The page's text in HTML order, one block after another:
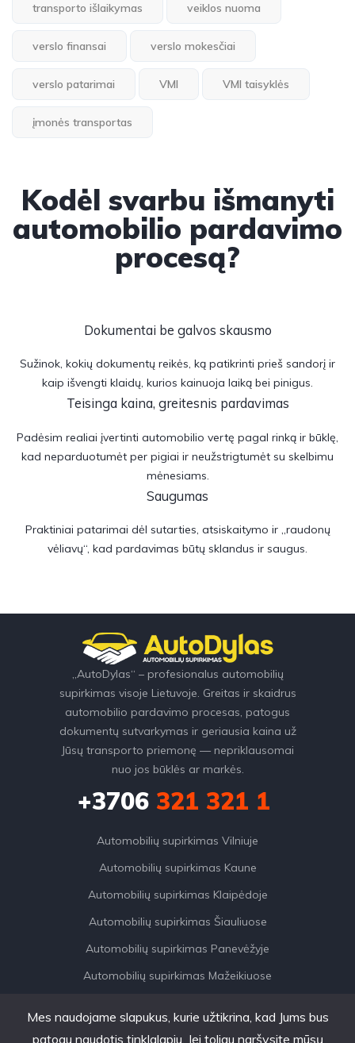
transporto išlaikymas veiklos nuoma
verslo finansai verslo mokesčiai
verslo patarimai VMI VMI taisyklės
įmonės transportas
Kodėl svarbu išmanyti
automobilio pardavimo
procesą?
Dokumentai be galvos skausmo
Sužinok, kokių dokumentų reikės, ką patikrinti prieš sandorį ir
kaip išvengti klaidų, kurios kainuoja laiką bei pinigus.
Teisinga kaina, greitesnis pardavimas
Padėsim realiai įvertinti automobilio vertę pagal rinką ir būklę,
kad neparduotumėt per pigiai ir neužstrigtumėt su skelbimu
mėnesiams.
Saugumas
Praktiniai patarimai dėl sutarties, atsiskaitymo ir „raudonų
vėliavų“, kad pardavimas būtų sklandus ir saugus.
„AutoDylas“ – profesionalus automobilių
supirkimas visoje Lietuvoje. Greitas ir skaidrus
automobilio pardavimo procesas, patogus
dokumentų sutvarkymas ir geriausia kaina už
Jūsų transporto priemonę — nepriklausomai
nuo jos būklės ar markės.
+3706321 321 1
Automobilių supirkimas Vilniuje
Automobilių supirkimas Kaune
Automobilių supirkimas Klaipėdoje
Automobilių supirkimas Šiauliuose
Automobilių supirkimas Panevėžyje
Automobilių supirkimas Mažeikiuose
Mes naudojame slapukus, kurie užtikrina, kad Jums bus
patogu naudotis tinklalapiu. Jei toliau naršysite mūsų